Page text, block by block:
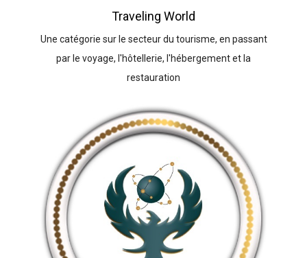
Traveling World
Une catégorie sur le secteur du tourisme, en passant
par le voyage, l'hôtellerie, l'hébergement et la
restauration